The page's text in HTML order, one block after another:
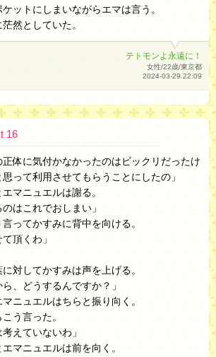
ットにしまいながらエマは言う。
然としていた。
テトモンよ永遠に！
女性/22歳/東京都
2024-03-29 22:09
16
正体に気付かなかったのはビックリだったけ
って利用させてもらうことにしたの」
マニュエルは謝る。
はこれでおしまい」
ってかすみに背中を向ける。
頂くわ」
対してかすみは声を上げる。
、どうするんですか？」
ニュエルはちらと振り向く。
う言った。
えていないわ」
マニュエルは前を向く。